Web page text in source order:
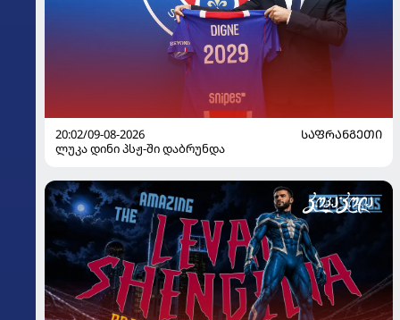
20:02/09-08-2026
ᲡᲐᲤᲠᲐᲜᲒᲔᲗᲘ
ლუკა დინი პსჟ-ში დაბრუნდა